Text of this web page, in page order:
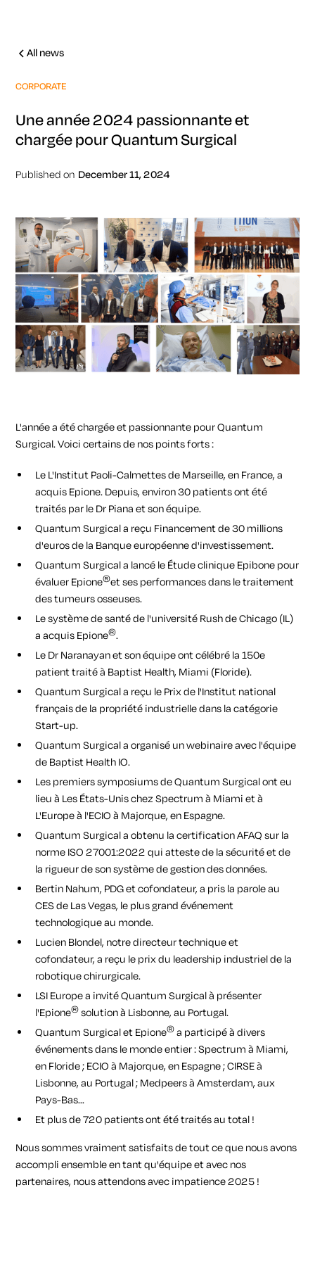
All news
CORPORATE
Une année 2024 passionnante et
chargée pour Quantum Surgical
Published on December 11, 2024
L'année a été chargée et passionnante pour Quantum
Surgical. Voici certains de nos points forts :
LeL'Institut Paoli-Calmettes de Marseille, en France, a
acquis Epione. Depuis, environ 30 patients ont été
traités par le Dr Piana et son équipe.
Quantum Surgical a reçu Financement de 30 millions
d'euros de la Banque européenne d'investissement.
Quantum Surgical a lancé leÉtude clinique Epibone pour
évaluer Epione®et ses performances dans le traitement
des tumeurs osseuses.
Le système de santé de l'université Rush de Chicago (IL)
a acquis Epione®.
Le Dr Naranayan et son équipe ont célébré la150e
patient traité à Baptist Health, Miami (Floride).
Quantum Surgical a reçu lePrix de l'Institut national
français de la propriété industrielledans la catégorie
Start-up.
Quantum Surgical a organisé un webinaire avec l'équipe
de Baptist Health IO.
Les premiers symposiums de Quantum Surgical ont eu
lieu à Les États-Unis chez Spectrumà Miami et à
L'Europe à l'ECIOà Majorque, en Espagne.
Quantum Surgical a obtenu la certification AFAQ sur la
normeISO 27001:2022qui atteste de la sécurité et de
la rigueur de son système de gestion des données.
Bertin Nahum, PDG et cofondateur, a pris la parole au
CES de Las Vegas, le plus grand événement
technologique au monde.
Lucien Blondel, notre directeur technique et
cofondateur, a reçu le prix du leadership industriel de la
robotique chirurgicale.
LSI Europe a invité Quantum Surgical à présenter
l'Epione®solution à Lisbonne, au Portugal.
Quantum Surgical et Epione®a participé à divers
événements dans le monde entier : Spectrum à Miami,
en Floride ; ECIO à Majorque, en Espagne ; CIRSE à
Lisbonne, au Portugal ; Medpeers à Amsterdam, aux
Pays-Bas...
Et plus de 720 patients ont été traités au total !
Nous sommes vraiment satisfaits de tout ce que nous avons
accompli ensemble en tant qu'équipe et avec nos
partenaires, nous attendons avec impatience 2025 !